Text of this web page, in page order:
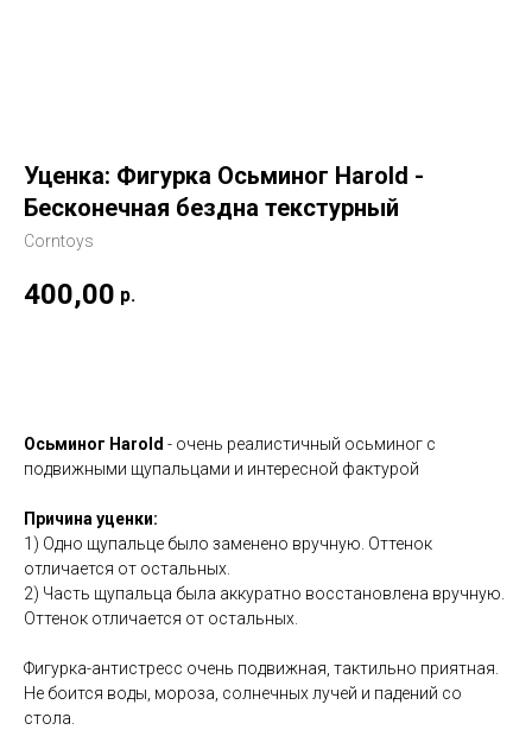
Уценка: Фигурка Осьминог Harold -
Бесконечная бездна текстурный
Corntoys
400,00 р.
Осьминог Harold - очень реалистичный осьминог с
подвижными щупальцами и интересной фактурой
Причина уценки:
1) Одно щупальце было заменено вручную. Оттенок
отличается от остальных.
2) Часть щупальца была аккуратно восстановлена вручную.
Оттенок отличается от остальных.
Фигурка-антистресс очень подвижная, тактильно приятная.
Не боится воды, мороза, солнечных лучей и падений со
стола.